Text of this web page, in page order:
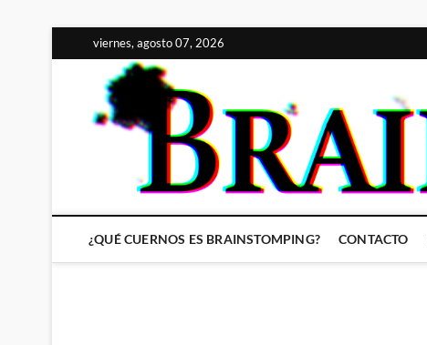
al
contenido
viernes, agosto 07, 2026
¿QUÉ CUERNOS ES BRAINSTOMPING? CONTACTO